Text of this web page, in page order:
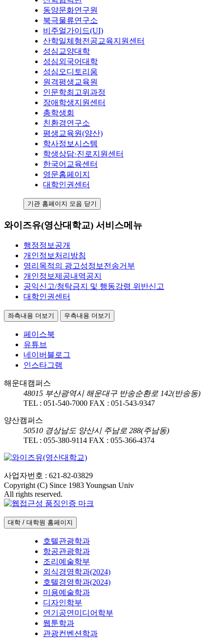
동양문화연구원
북극물류연구소
비주얼가이드(UI)
산학일체형전공교육지원센터
성심교양대학
성심외국어대학
성심오디토리움
원격평생교육원
인문학최고위과정
장애학생지원센터
총학생회
친환경연구소
평생교육원(양산)
학사정보시스템
학생상담·진로지원센터
한국어교육센터
영문홈페이지
대학인권센터
기관 홈페이지 모음 닫기
와이즈유(영산대학교) 서비스메뉴
행정정보공개
개인정보처리방침
영리목적의 광고성정보전송거부
개인정보제공내역공지
공익신고/청탁금지 및 행동강령 위반신고
대학인권센터
좌측내용 더보기 우측내용 더보기
페이스북
유튜브
네이버블로그
인스타그램
해운대캠퍼스
48015 부산광역시 해운대구 반송순환로 142(반송동)
TEL : 051-540-7000 FAX : 051-543-9347
양산캠퍼스
50510 경상남도 양산시 주남로 288(주남동)
TEL : 055-380-9114 FAX : 055-366-4374
사업자번호 : 621-82-03829
Copyright (C) Since 1983 Youngsan Univ
All rights reserved.
대학 / 대학원 홈페이지
호텔관광학과
항공관광학과
조리예술학부
외식경영학과(2024)
호텔경영학과(2024)
미용예술학과
디자인학부
연기공연미디어학부
웹툰학과
관광컨벤션학과